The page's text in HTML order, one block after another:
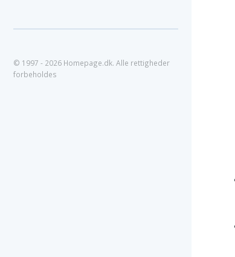
© 1997 - 2026 Homepage.dk. Alle rettigheder
forbeholdes